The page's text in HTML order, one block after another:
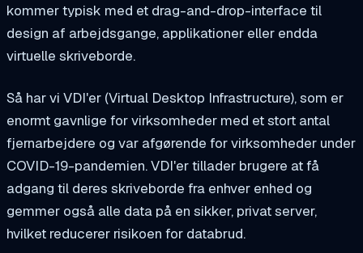
kommer typisk med et drag-and-drop-interface til
design af arbejdsgange, applikationer eller endda
virtuelle skriveborde.
Så har vi VDI'er (Virtual Desktop Infrastructure), som er
enormt gavnlige for virksomheder med et stort antal
fjernarbejdere og var afgørende for virksomheder under
COVID-19-pandemien. VDI'er tillader brugere at få
adgang til deres skriveborde fra enhver enhed og
gemmer også alle data på en sikker, privat server,
hvilket reducerer risikoen for databrud.